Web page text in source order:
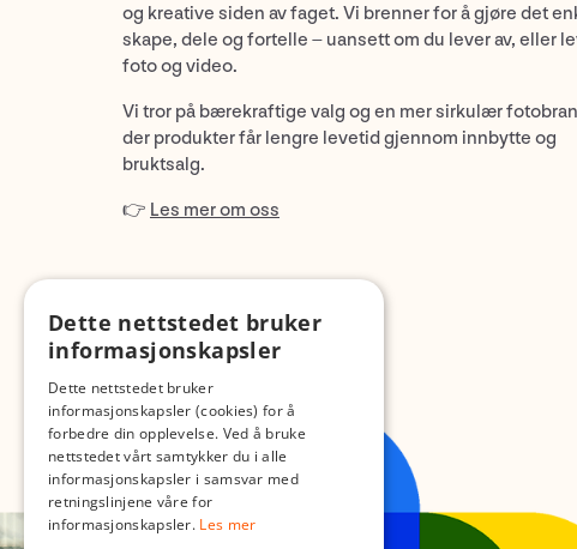
og kreative siden av faget. Vi brenner for å gjøre det
skape, dele og fortelle – uansett om du lever av, eller
foto og video.
Vi tror på bærekraftige valg og en mer sirkulær
der produkter får lengre levetid gjennom innbytte og
bruktsalg.
👉 Les mer om oss
Dette nettstedet bruker
informasjonskapsler
Dette nettstedet bruker
informasjonskapsler (cookies) for å
forbedre din opplevelse. Ved å bruke
nettstedet vårt samtykker du i alle
informasjonskapsler i samsvar med
retningslinjene våre for
informasjonskapsler. Les mer